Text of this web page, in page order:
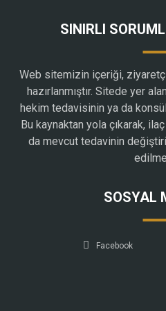
SINIRLI
Web sitemizin içeriği,
hazırlanmıştır. Sitede yer
hekim tedavisinin ya da
Bu kaynaktan yola çıkarak,
da mevcut tedavinin
SOSYAL
Facebook